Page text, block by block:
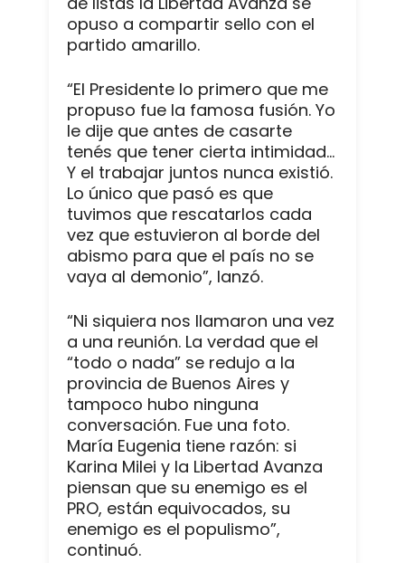
opuso a compartir sello con el
partido amarillo.
“El Presidente lo primero que me
propuso fue la famosa fusión. Yo
le dije que antes de casarte
tenés que tener cierta intimidad…
Y el trabajar juntos nunca existió.
Lo único que pasó es que
tuvimos que rescatarlos cada
vez que estuvieron al borde del
abismo para que el país no se
vaya al demonio”, lanzó.
“Ni siquiera nos llamaron una vez
a una reunión. La verdad que el
“todo o nada” se redujo a la
provincia de Buenos Aires y
tampoco hubo ninguna
conversación. Fue una foto.
María Eugenia tiene razón: si
Karina Milei y la Libertad Avanza
piensan que su enemigo es el
PRO, están equivocados, su
enemigo es el populismo”,
continuó.